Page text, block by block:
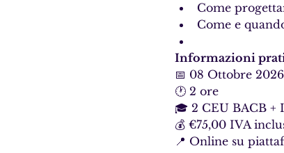
Come
Come e
Informazioni
📅 08 Ottobre 2026
🕐 2 ore
🎓 2 CEU BACB +
💰 €75,00 IVA
📍 Online su